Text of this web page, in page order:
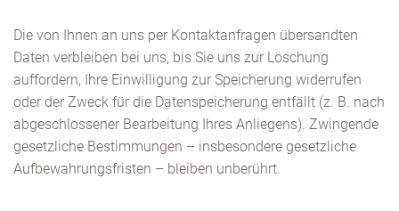
Die von Ihnen an uns per Kontaktanfragen übersandten
Daten verbleiben bei uns, bis Sie uns zur Löschung
auffordern, Ihre Einwilligung zur Speicherung widerrufen
oder der Zweck für die Datenspeicherung entfällt (z. B. nach
abgeschlossener Bearbeitung Ihres Anliegens). Zwingende
gesetzliche Bestimmungen – insbesondere gesetzliche
Aufbewahrungsfristen – bleiben unberührt.